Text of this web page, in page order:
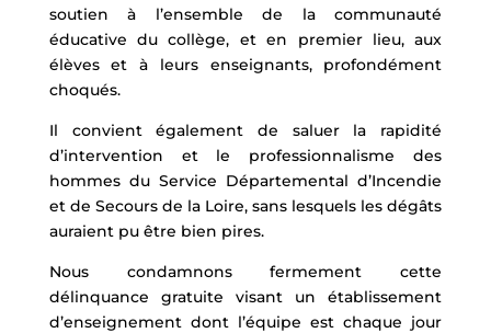
soutien à l’ensemble de la communauté
éducative du collège, et en premier lieu, aux
élèves et à leurs enseignants, profondément
choqués.
Il convient également de saluer la rapidité
d’intervention et le professionnalisme des
hommes du Service Départemental d’Incendie
et de Secours de la Loire, sans lesquels les dégâts
auraient pu être bien pires.
Nous condamnons fermement cette
délinquance gratuite visant un établissement
d’enseignement dont l’équipe est chaque jour